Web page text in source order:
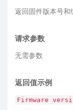
返回固件版本号和
请求参数
无需参数
返回值示例
Firmware